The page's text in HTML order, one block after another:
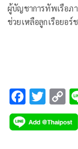
ผู้บัญชาการทัพเรือภ
ช่วยเหลือลูกเรือยอร์
F
ac
e
T
wi
tt
C
o
p